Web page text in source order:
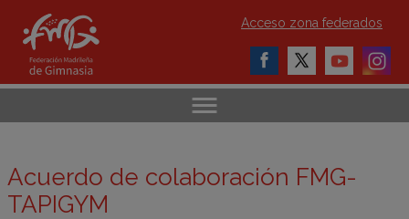
Acceso zona federados
Acuerdo de colaboración FMG-
TAPIGYM